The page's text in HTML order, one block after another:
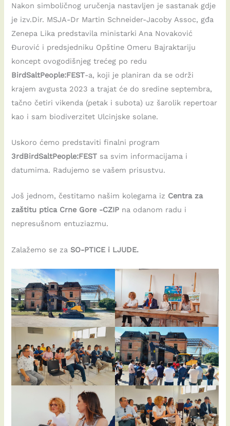
Nakon simboličnog uručenja nastavljen je sastanak gdje
je izv.Dir. MSJA-Dr Martin Schneider-Jacoby Assoc, gđa
Zenepa Lika predstavila ministarki Ana Novaković
Đurović i predsjedniku Opštine Omeru Bajraktariju
koncept ovogodišnjeg trećeg po redu
BirdSaltPeople:FEST-a, koji je planiran da se održi
krajem avgusta 2023 a trajat će do sredine septembra,
tačno četiri vikenda (petak i subota) uz šarolik repertoar
kao i sam biodiverzitet Ulcinjske solane.
Uskoro ćemo predstaviti finalni program
3rdBirdSaltPeople:FEST sa svim informacijama i
datumima. Radujemo se vašem prisustvu.
Još jednom, čestitamo našim kolegama iz Centra za
zaštitu ptica Crne Gore -CZIP na odanom radu i
nepresušnom entuziazmu.
Zalažemo se zaSO-PTICE i LJUDE.